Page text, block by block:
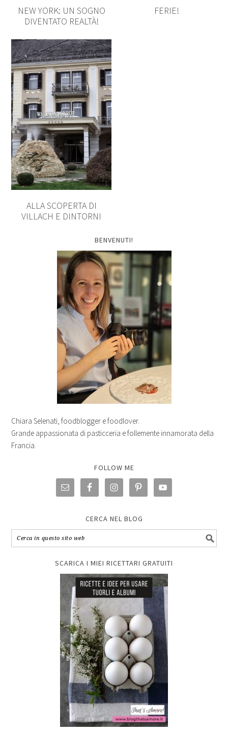
NEW YORK: UN SOGNO
DIVENTATO REALTÀ!
FERIE!
ALLA SCOPERTA DI
VILLACH E DINTORNI
BENVENUTI!
Chiara Selenati, foodblogger e foodlover.
Grande appassionata di pasticceria e follemente innamorata della
Francia.
FOLLOW ME
CERCA NEL BLOG
SCARICA I MIEI RICETTARI GRATUITI